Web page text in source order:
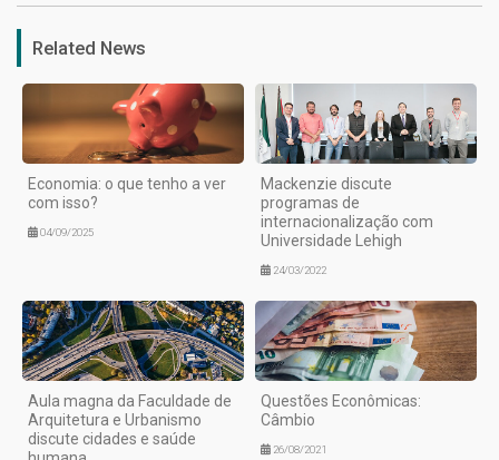
Related News
Economia: o que tenho a ver
com isso?
04/09/2025
Mackenzie discute
programas de
internacionalização com
Universidade Lehigh
24/03/2022
Aula magna da Faculdade de
Arquitetura e Urbanismo
discute cidades e saúde
Questões Econômicas:
Câmbio
26/08/2021